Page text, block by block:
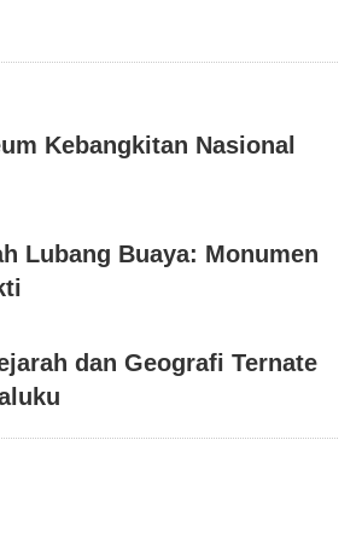
Kebangkitan Nasional
Lubang Buaya: Monumen
dan Geografi Ternate